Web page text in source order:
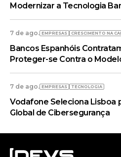
Modernizar a Tecnologia
7 de ago. EMPRESAS CRESCIMENTO NA
Bancos Espanhóis
Proteger-se Contra o
7 de ago. EMPRESAS TECNOLOGIA
Vodafone Seleciona Lisboa
Global de Cibersegurança